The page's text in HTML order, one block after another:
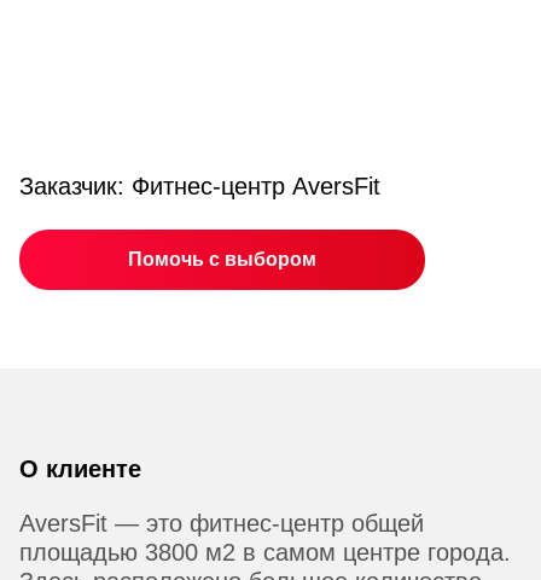
Заказчик: Фитнес-центр AversFit
Помочь с выбором
О клиенте
AversFit — это фитнес-центр общей
площадью 3800 м2 в самом центре города.